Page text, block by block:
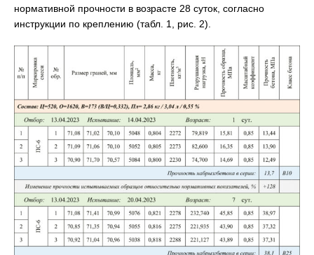
нормативной прочности в возрасте 28 суток, согласно
инструкции по креплению (табл. 1, рис. 2).